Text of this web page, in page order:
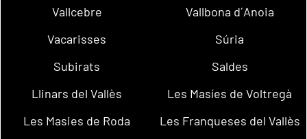
Vallcebre
Vallbona d´Anoia
Vacarisses
Súria
Subirats
Saldes
Llinars del Vallès
Les Masíes de Voltregà
Les Masies de Roda
Les Franqueses del Vallès